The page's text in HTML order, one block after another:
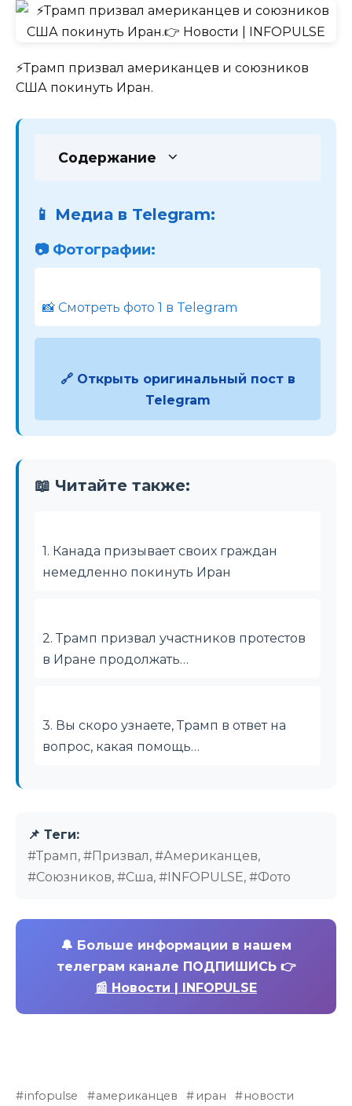
⚡️Трамп призвал американцев и союзников
США покинуть Иран.
Содержание
📱 Медиа в Telegram:
📷 Фотографии:
📸 Смотреть фото 1 в Telegram
🔗 Открыть оригинальный пост в
Telegram
📖 Читайте также:
1. Канада призывает своих граждан
немедленно покинуть Иран
2. Трамп призвал участников протестов
в Иране продолжать…
3. Вы скоро узнаете, Трамп в ответ на
вопрос, какая помощь…
📌 Теги:
#Трамп, #Призвал, #Американцев,
#Союзников, #Сша, #INFOPULSE, #Фото
🔔 Больше информации в нашем
телеграм канале ПОДПИШИСЬ 👉
📰 Новости | INFOPULSE
infopulse американцев иран
новости